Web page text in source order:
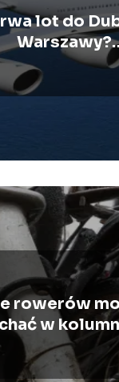
lot do
Warszawy?
po
podróży
rowerów
w
przewodnik.